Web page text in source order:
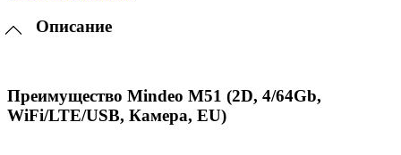
Описание
Преимущество Mindeo M51 (2D, 4/64Gb,
WiFi/LTE/USB, Камера, EU)